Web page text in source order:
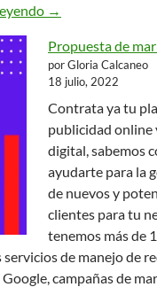
Google My
→
Propuesta de
por Gloria Calcaneo
18 julio, 2022
Contrata ya tu
publicidad online
digital, sabemos
ayudarte para la
de nuevos y
clientes para tu
tenemos más de
de manejo de
campañas de